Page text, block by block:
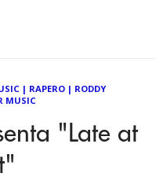
| RAPERO | RODDY
MUSIC
"Late at